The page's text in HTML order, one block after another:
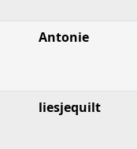
Antonie
liesjequilt